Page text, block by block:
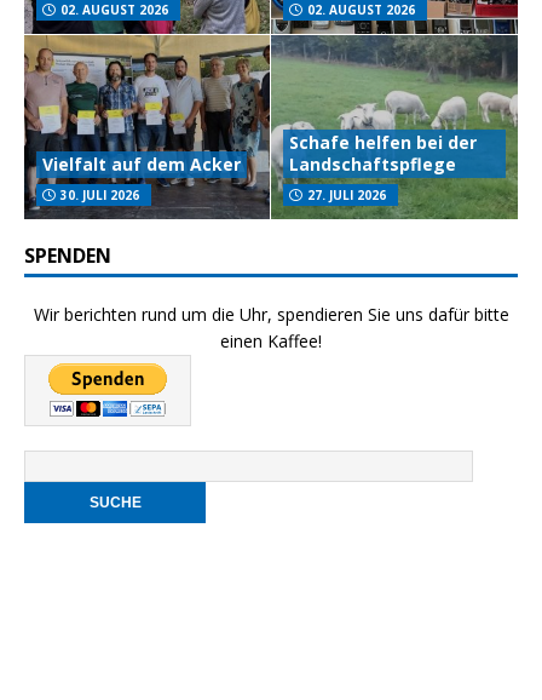
02. AUGUST 2026 02. AUGUST 2026
Vielfalt auf dem Acker
30. JULI 2026
Schafe helfen bei der
Landschaftspflege
27. JULI 2026
SPENDEN
Wir berichten rund um die Uhr, spendieren Sie uns dafür bitte
einen Kaffee!